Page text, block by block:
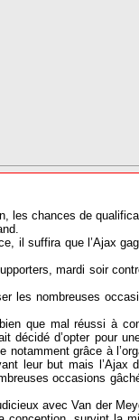
les chances de
il suffira que l’Ajax
mardi soir
les nombreuses
que mal réussi à
décidé d’opter pour
grâce à
leur but mais l’Ajax
occasions
avec Van der